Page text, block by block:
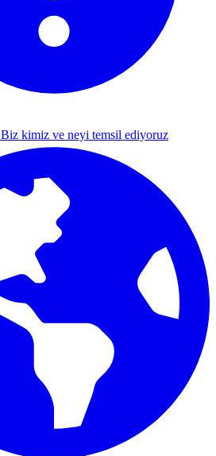
Biz kimiz ve neyi temsil ediyoruz